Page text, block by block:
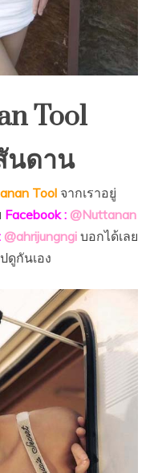
Tool
นดาน
Tool จากเราอยู่
Facebook : @Nuttanan
@ahrijungngi บอกได้เลย
ดูกันเอง